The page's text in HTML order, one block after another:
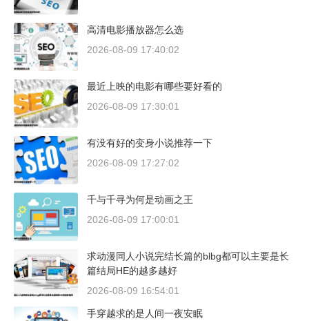
高清电影播放器怎么选
2026-08-09 17:40:02
最近上映的电影有哪些要好看的
2026-08-09 17:30:01
有没有好的变身小说推荐一下
2026-08-09 17:27:02
千与千寻为何是动画之王
2026-08-09 17:00:01
求动漫同人小说完结长篇的blbg都可以主要是长
篇结局HE的越多越好
2026-08-09 16:54:01
手穿越求的是人间一夜安眠